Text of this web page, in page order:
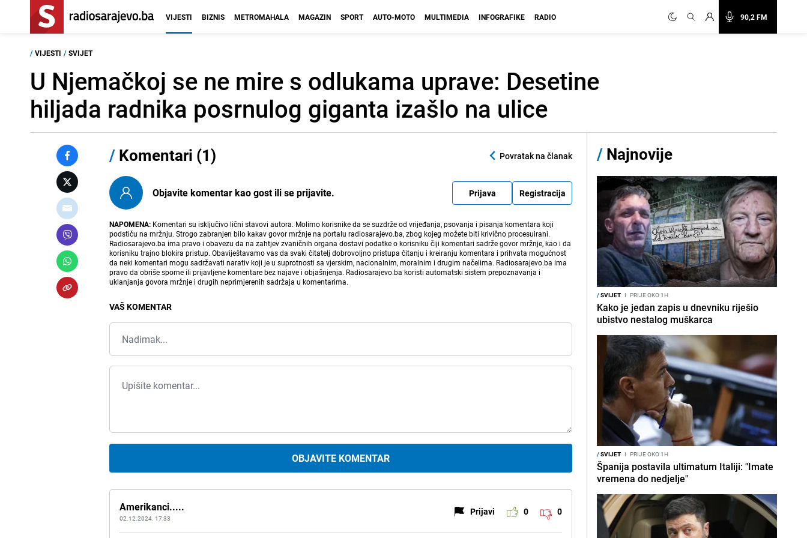
90,2 FM
VIJESTI BIZNIS METROMAHALA MAGAZIN SPORT AUTO-MOTO MULTIMEDIA INFOGRAFIKE RADIO
/ VIJESTI / SVIJET
U Njemačkoj se ne mire s odlukama uprave: Desetine
hiljada radnika posrnulog giganta izašlo na ulice
/ Komentari (1) Povratak na članak
Objavite komentar kao gost ili se prijavite. Prijava Registracija
NAPOMENA: Komentari su isključivo lični stavovi autora. Molimo korisnike da se suzdrže od vrijeđanja, psovanja i pisanja komentara koji
podstiču na mržnju. Strogo zabranjen bilo kakav govor mržnje na portalu radiosarajevo.ba, zbog kojeg možete biti krivično procesuirani.
Radiosarajevo.ba ima pravo i obavezu da na zahtjev zvaničnih organa dostavi podatke o korisniku čiji komentari sadrže govor mržnje, kao i da
korisniku trajno blokira pristup. Obaviještavamo vas da svaki čitatelj dobrovoljno pristupa čitanju i kreiranju komentara i prihvata mogućnost
da neki komentari mogu sadržavati narativ koji je u suprotnosti sa vjerskim, nacionalnim, moralnim i drugim načelima. Radiosarajevo.ba ima
pravo da obriše sporne ili prijavljene komentare bez najave i objašnjenja. Radiosarajevo.ba koristi automatski sistem prepoznavanja i
uklanjanja govora mržnje i drugih neprimjerenih sadržaja u komentarima.
VAŠ KOMENTAR
OBJAVITE KOMENTAR
Amerikanci.....
02.12.2024. 17:33
Prijavi 0 0
/ Najnovije
/SVIJET I PRIJE OKO 1H
Kako je jedan zapis u dnevniku riješio
ubistvo nestalog muškarca
/SVIJET I PRIJE OKO 1H
Španija postavila ultimatum Italiji: "Imate
vremena do nedjelje"